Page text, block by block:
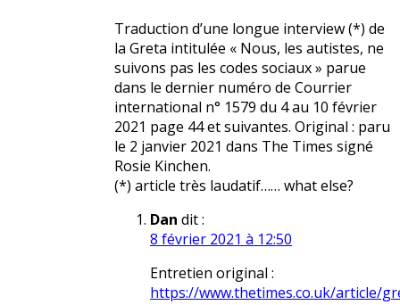
Traduction d’une longue interview (*) de
la Greta intitulée « Nous, les autistes, ne
suivons pas les codes sociaux » parue
dans le dernier numéro de Courrier
international n° 1579 du 4 au 10 février
2021 page 44 et suivantes. Original : paru
le 2 janvier 2021 dans The Times signé
Rosie Kinchen.
(*) article très laudatif…… what else?
Dan dit :
8 février 2021 à 12:50
Entretien original :
https://www.thetimes.co.uk/article/